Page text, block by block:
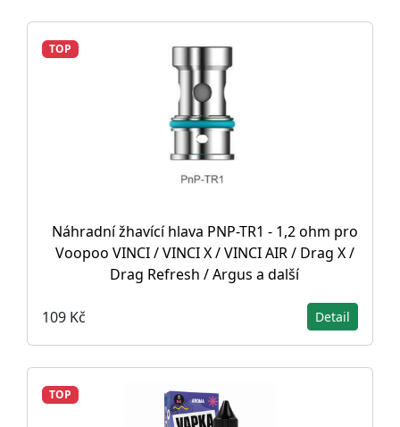
TOP
Náhradní žhavící hlava PNP-TR1 - 1,2 ohm pro
Voopoo VINCI / VINCI X / VINCI AIR / Drag X /
Drag Refresh / Argus a další
109 Kč Detail
TOP